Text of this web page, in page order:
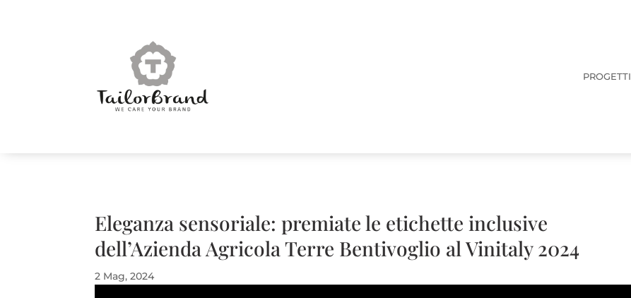
PROGETTI
Eleganza sensoriale: premiate le etichette inclusive
dell’Azienda Agricola Terre Bentivoglio al Vinitaly 2024
2 Mag, 2024